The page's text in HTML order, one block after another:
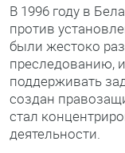
В 1996 году в
против
были жестоко
преследованию,
поддерживать
создан
стал
деятельности.